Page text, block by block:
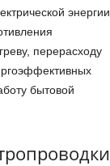
энергии
перерасходу
бытовой